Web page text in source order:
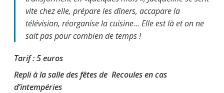
vite chez elle, prépare les dîners, accapare la
télévision, réorganise la cuisine… Elle est là et on ne
sait pas pour combien de temps !
Tarif : 5 euros
Repli à la salle des fêtes de Recoules en cas
d’intempéries